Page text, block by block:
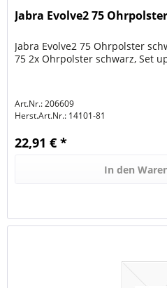
Jabra Evolve2 75
Jabra Evolve2 75 Ohrpolster
75 2x Ohrpolster schwarz, Set
Art.Nr.: 206609
Herst.Art.Nr.: 14101-81
22,91 € *
In den